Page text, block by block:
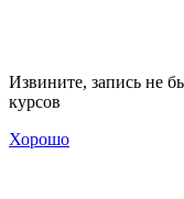
Извините, запись не
курсов
Хорошо